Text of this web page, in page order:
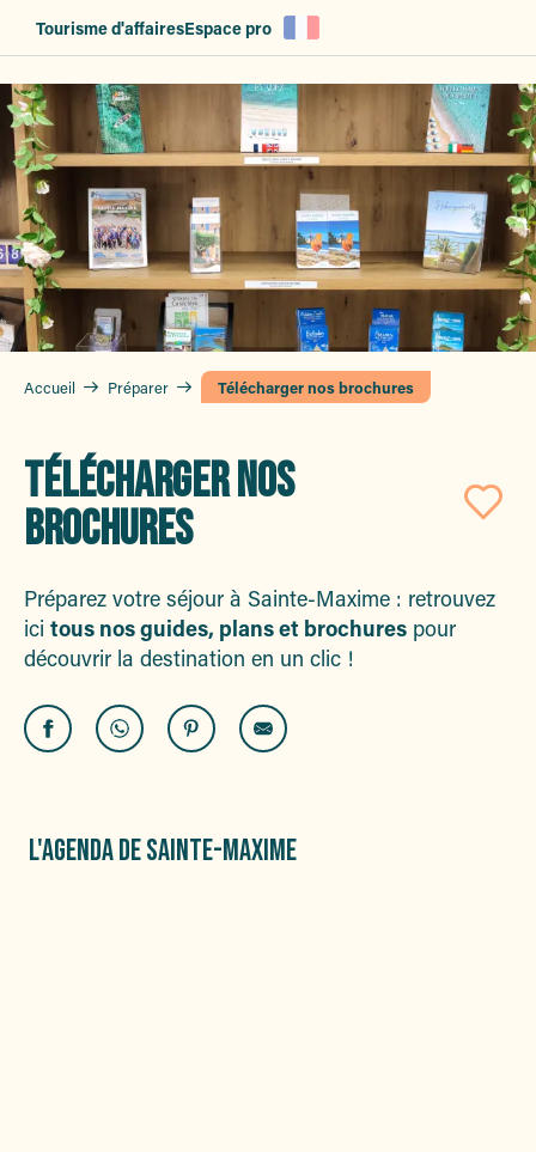
principal
Tourisme d'affairesEspace pro
Accueil Préparer Télécharger nos brochures
TÉLÉCHARGER NOS
BROCHURES
Préparez votre séjour à Sainte-Maxime : retrouvez
ici tous nos guides, plans et brochures pour
découvrir la destination en un clic !
L'AGENDA DE SAINTE-MAXIME